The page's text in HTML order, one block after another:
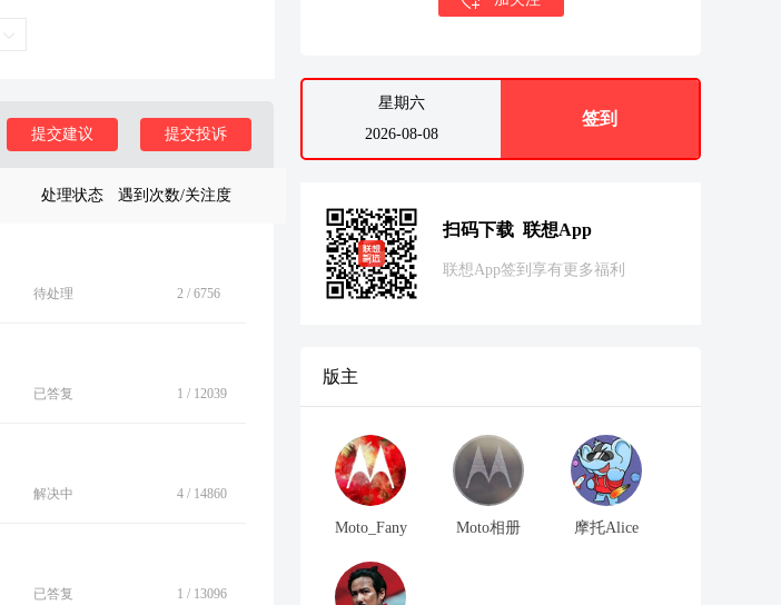
提交投诉
提交建议
处理状态 遇到次数/关注度
待处理 2 / 6756
已答复 1 / 12039
解决中 4 / 14860
已答复 1 / 13096
星期六
2026-08-08
签到
扫码下载 联想App
联想App签到享有更多福利
版主
Moto_Fany Moto相册 摩托Alice